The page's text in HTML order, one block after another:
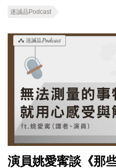
迷誠品Podcast
演員姚愛寗談《那